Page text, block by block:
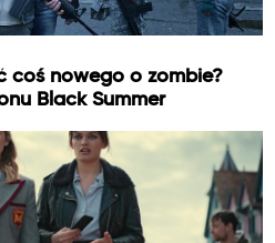
coś nowego o zombie?
Black Summer